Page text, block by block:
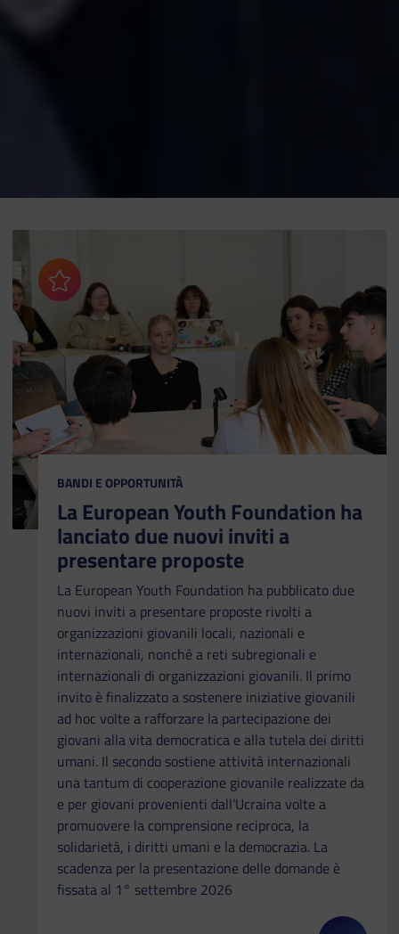
Aggiungi ai preferiti
CATEGORIA:
BANDI E OPPORTUNITÀ
La European Youth Foundation ha
lanciato due nuovi inviti a
presentare proposte
La European Youth Foundation ha pubblicato due
nuovi inviti a presentare proposte rivolti a
organizzazioni giovanili locali, nazionali e
internazionali, nonché a reti subregionali e
internazionali di organizzazioni giovanili. Il primo
invito è finalizzato a sostenere iniziative giovanili
ad hoc volte a rafforzare la partecipazione dei
giovani alla vita democratica e alla tutela dei diritti
umani. Il secondo sostiene attività internazionali
una tantum di cooperazione giovanile realizzate da
e per giovani provenienti dall’Ucraina volte a
promuovere la comprensione reciproca, la
solidarietà, i diritti umani e la democrazia. La
scadenza per la presentazione delle domande è
fissata al 1° settembre 2026